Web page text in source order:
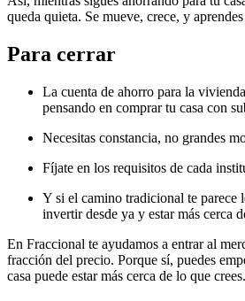
queda quieta. Se mueve, crece, y
Para cerrar
La cuenta de ahorro para la
pensando en comprar tu casa con
Necesitas constancia, no grandes
Fíjate en los requisitos de cada
Y si el camino tradicional te parece
invertir desde ya y estar más cerca
En Fraccional te ayudamos a entrar al
fracción del precio. Porque sí, puedes
casa puede estar más cerca de lo que crees.